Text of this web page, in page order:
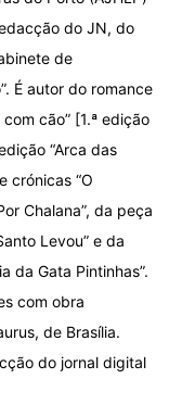
do JN, do
de
É autor do romance
cão” [1.ª edição
“Arca das
crónicas “O
Chalana”, da peça
Levou” e da
da Gata Pintinhas”.
com obra
de Brasília.
do jornal digital